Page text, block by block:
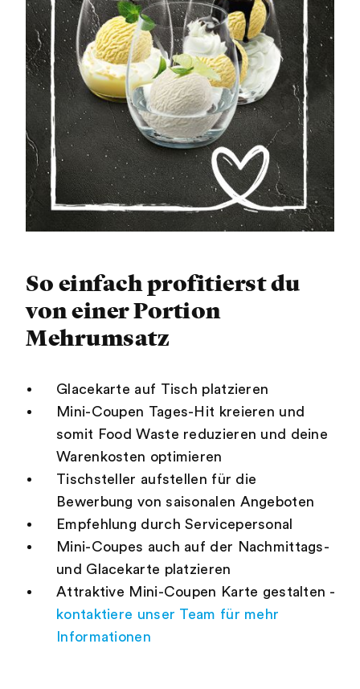
So einfach profitierst du
von einer Portion
Mehrumsatz
Glacekarte auf Tisch platzieren
Mini-Coupen Tages-Hit kreieren und
somit Food Waste reduzieren und deine
Warenkosten optimieren
Tischsteller aufstellen für die
Bewerbung von saisonalen Angeboten
Empfehlung durch Servicepersonal
Mini-Coupes auch auf der Nachmittags-
und Glacekarte platzieren
Attraktive Mini-Coupen Karte gestalten -
kontaktiere unser Team für mehr
Informationen